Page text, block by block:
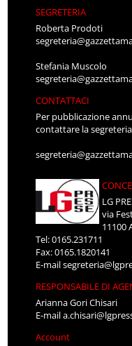
SEGRETERIA
Roberta Prodoti
Stefania Muscolo
CONTATTACI
Per pubblicazione
contattare la
LG
via
11100
Tel: 0165.231711
Fax: 0165.1820141
E-mail
RESPONSABILE DI
Arianna Gori Chisari
E-mail
Account